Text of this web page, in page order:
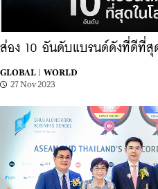
ส่อง 10 อันดับแบรนด์ดังที่ดีที่สุ
GLOBAL |
WORLD
27 Nov 2023